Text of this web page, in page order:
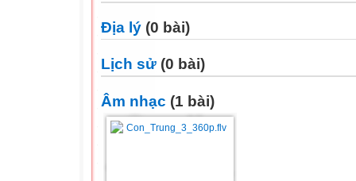
Địa lý (0 bài)
Lịch sử (0 bài)
Âm nhạc (1 bài)